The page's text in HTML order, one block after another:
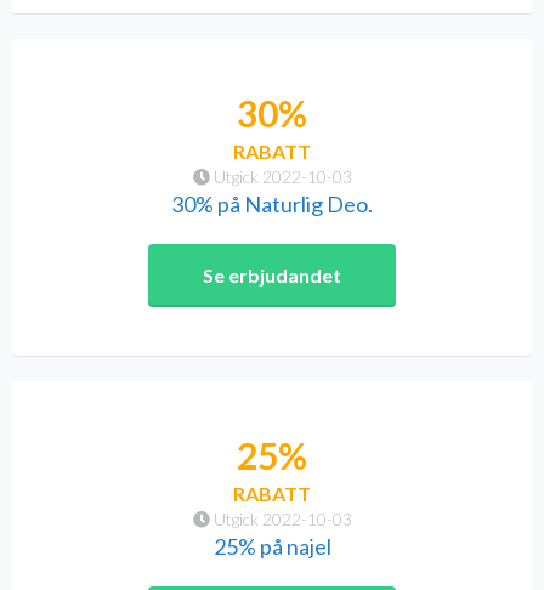
Utgick 2022-10-03
30%
RABATT
30% på Naturlig Deo.
Se erbjudandet
Utgick 2022-10-03
25%
RABATT
25% på najel